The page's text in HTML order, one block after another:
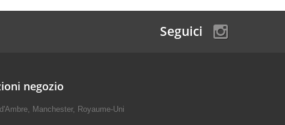
Seguici
negozio
Manchester, Royaume-Uni